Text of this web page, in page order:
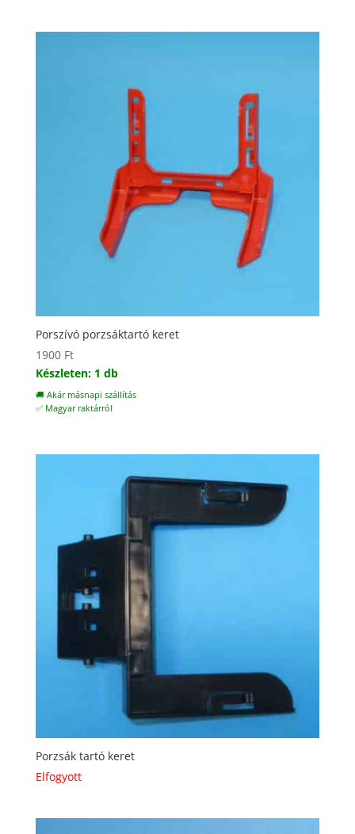
Porszívó porzsáktartó keret
1900 Ft
Készleten: 1 db
🚚 Akár másnapi szállítás
✅ Magyar raktárról
Porzsák tartó keret
Elfogyott